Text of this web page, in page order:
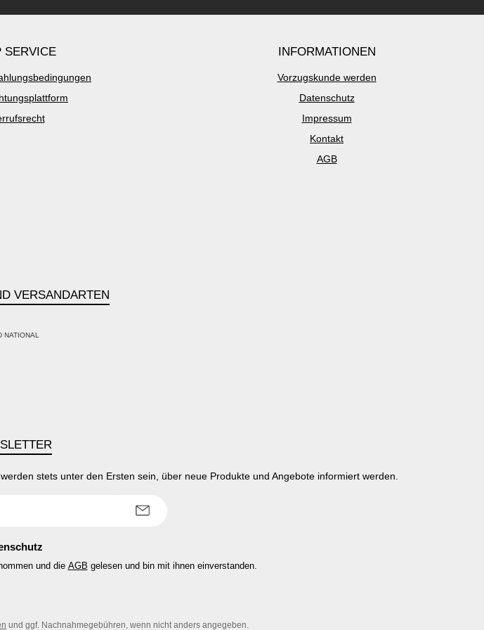
SERVICE INFORMATIONEN
Vorzugskunde werden
Datenschutz
Impressum
Kontakt
AGB
VERSANDARTEN
NATIONAL
stets unter den Ersten sein, über neue Produkte und Angebote informiert werden.
und die AGB gelesen und bin mit ihnen einverstanden.
und ggf. Nachnahmegebühren, wenn nicht anders angegeben.